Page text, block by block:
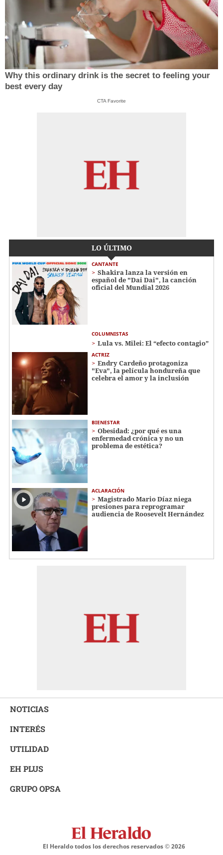
Why this ordinary drink is the secret to feeling your
best every day
CTA Favorite
LO ÚLTIMO
CANTANTE
Shakira lanza la versión en
español de "Dai Dai", la canción
oficial del Mundial 2026
COLUMNISTAS
Lula vs. Milei: El “efecto contagio”
ACTRIZ
Endry Cardeño protagoniza
"Eva", la película hondureña que
celebra el amor y la inclusión
BIENESTAR
Obesidad: ¿por qué es una
enfermedad crónica y no un
problema de estética?
ACLARACIÓN
Magistrado Mario Díaz niega
presiones para reprogramar
audiencia de Roosevelt Hernández
NOTICIAS
INTERÉS
UTILIDAD
EH PLUS
GRUPO OPSA
El Heraldo todos los derechos reservados ©2026